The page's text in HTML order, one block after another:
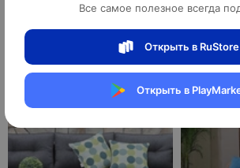
Все самое полезное всегда
Открыть в RuStore
Открыть в
оплачено
3 378 ¥ 47